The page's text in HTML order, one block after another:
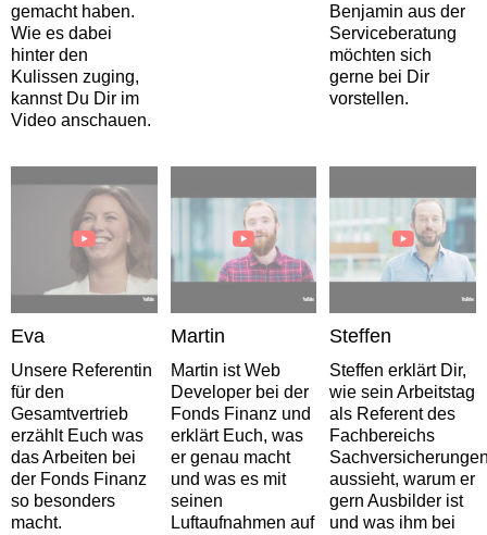
gemacht haben.
Wie es dabei
hinter den
Kulissen zuging,
kannst Du Dir im
Video anschauen.
Benjamin aus der
Serviceberatung
möchten sich
gerne bei Dir
vorstellen.
Eva
Unsere Referentin
für den
Gesamtvertrieb
erzählt Euch was
das Arbeiten bei
der Fonds Finanz
so besonders
macht.
Martin
Martin ist Web
Developer bei der
Fonds Finanz und
erklärt Euch, was
er genau macht
und was es mit
seinen
Luftaufnahmen auf
Steffen
Steffen erklärt Dir,
wie sein Arbeitstag
als Referent des
Fachbereichs
aussieht, warum er
gern Ausbilder ist
und was ihm bei